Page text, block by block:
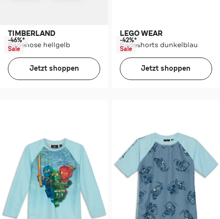
TIMBERLAND
Badehose hellgelb
-46%*
Sale
Jetzt shoppen
LEGO WEAR
Badeshorts dunkelblau
-42%*
Sale
Jetzt shoppen